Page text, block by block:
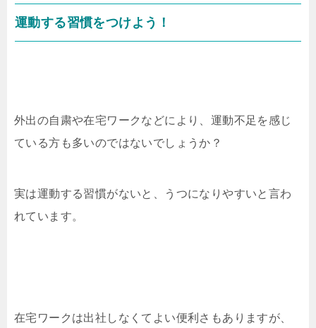
運動する習慣をつけよう！
外出の自粛や在宅ワークなどにより、運動不足を感じ
ている方も多いのではないでしょうか？
実は運動する習慣がないと、うつになりやすいと言わ
れています。
在宅ワークは出社しなくてよい便利さもありますが、